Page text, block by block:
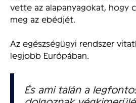
vette az alapanyagokat, hogy
meg az ebédjét.
Az egészségügyi rendszer
legjobb Európában.
És ami talán a